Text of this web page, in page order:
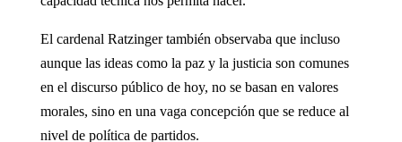
El cardenal Ratzinger también observaba que incluso
aunque las ideas como la paz y la justicia son comunes
en el discurso público de hoy, no se basan en valores
morales, sino en una vaga concepción que se reduce al
nivel de política de partidos.